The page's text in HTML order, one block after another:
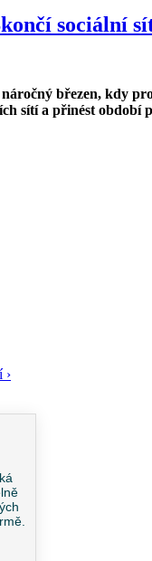
sociální
náročný březen, kdy
sítí a přinést
›